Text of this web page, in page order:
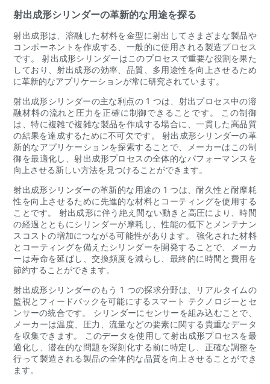
射出成形シリンダーの革新的な用途を探る
射出成形は、溶融した材料を金型に射出してさまざまな製品や
コンポーネントを作成する、一般的に使用される製造プロセス
です。 射出成形シリンダーはこのプロセスで重要な役割を果た
しており、射出成形の効率、品質、多用途性を向上させるため
に革新的なアプリケーションが常に研究されています。
射出成形シリンダーの主な利点の 1 つは、射出プロセス中の溶
融材料の流れと圧力を正確に制御できることです。 この制御
は、特に複雑で複雑な製品を作成する場合に、一貫した高品質
の結果を達成するために不可欠です。 射出成形シリンダーの革
新的なアプリケーションを探索することで、メーカーはこの制
御を最適化し、射出成形プロセスの全体的なパフォーマンスを
向上させる新しい方法を見つけることができます。
射出成形シリンダーの革新的な用途の 1 つは、耐久性と耐摩耗
性を向上させるために先進的な材料とコーティングを使用する
ことです。 射出成形に伴う絶え間ない動きと高圧により、時間
の経過とともにシリンダーが摩耗し、性能の低下とメンテナン
スコストの増加につながる可能性があります。 強化された材料
とコーティングを備えたシリンダーを開発することで、メーカ
ーは寿命を延ばし、交換頻度を減らし、最終的に時間と費用を
節約することができます。
射出成形シリンダーのもう 1 つの探求分野は、リアルタイムの
監視とフィードバックを可能にするスマート テクノロジーとセ
ンサーの統合です。 シリンダーにセンサーを組み込むことで、
メーカーは温度、圧力、流量などの要素に関する貴重なデータ
を収集できます。 このデータを使用して射出成形プロセスを最
適化し、潜在的な問題を深刻化する前に特定し、正確な調整を
行って製造される製品の全体的な品質を向上させることができ
ます。